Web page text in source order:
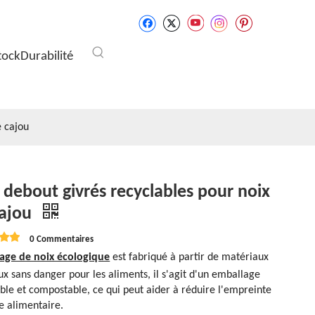
Durabilité
cajou
debout givrés recyclables pour noix
0 Commentaires
de noix écologique est fabriqué à partir de matériaux
sans danger pour les aliments, il s'agit d'un emballage
et compostable, ce qui peut aider à réduire l'empreinte
alimentaire.